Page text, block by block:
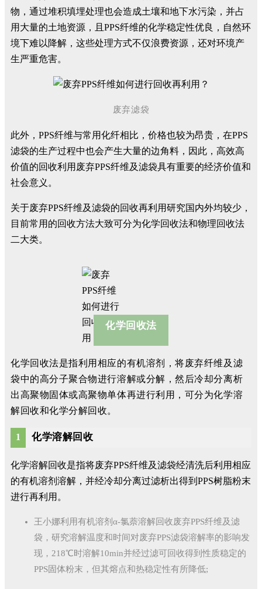
物，通过堆积填埋处理也会造成土壤和地下水污染，并占
用大量的土地资源，且PPS纤维的化学稳定性优良，自然环
境下难以降解，这些处理方式不仅浪费资源，还对环境产
生严重危害。
废弃滤袋
此外，PPS纤维与常用化纤相比，价格也较为昂贵，在PPS
滤袋的生产过程中也会产生大量的边角料，因此，高效高
价值的回收利用废弃PPS纤维及滤袋具有重要的经济价值和
社会意义。
关于废弃PPS纤维及滤袋的回收再利用研究国内外均较少，
目前常用的回收方法大致可分为化学回收法和物理回收法
二大类。
化学回收法
化学回收法是指利用相应的有机溶剂，将废弃纤维及滤
袋中的高分子聚合物进行溶解或分解，然后冷却分离析
出高聚物固体或高聚物单体再进行利用，可分为化学溶
解回收和化学分解回收。
1 化学溶解回收
化学溶解回收是指将废弃PPS纤维及滤袋经清洗后利用相应
的有机溶剂溶解，并经冷却分离过滤析出得到PPS树脂粉末
进行再利用。
王小娜利用有机溶剂α-氯萘溶解回收废弃PPS纤维及滤
袋，研究溶解温度和时间对废弃PPS滤袋溶解率的影响发
现，218℃时溶解10min并经过滤可回收得到性质稳定的
PPS固体粉末，但其熔点和热稳定性有所降低;